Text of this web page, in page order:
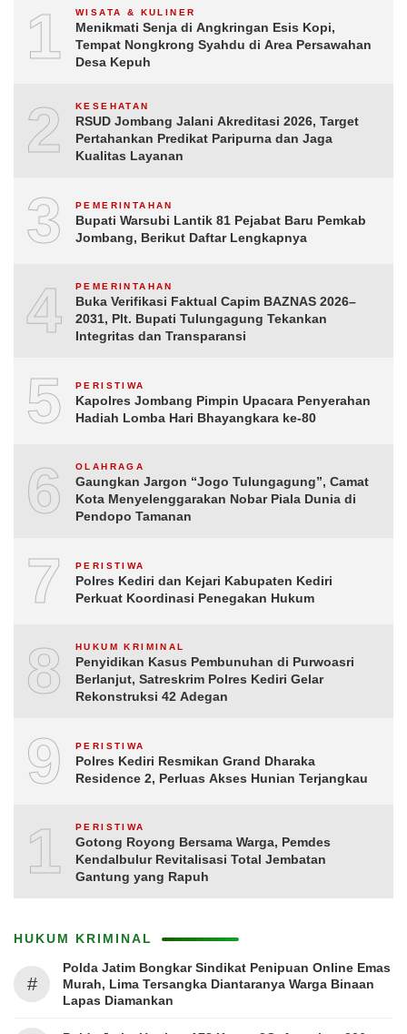
1 WISATA & KULINER
Menikmati Senja di Angkringan Esis Kopi,
Tempat Nongkrong Syahdu di Area Persawahan
Desa Kepuh
2 KESEHATAN
RSUD Jombang Jalani Akreditasi 2026, Target
Pertahankan Predikat Paripurna dan Jaga
Kualitas Layanan
3 PEMERINTAHAN
Bupati Warsubi Lantik 81 Pejabat Baru Pemkab
Jombang, Berikut Daftar Lengkapnya
4 PEMERINTAHAN
Buka Verifikasi Faktual Capim BAZNAS 2026–
2031, Plt. Bupati Tulungagung Tekankan
Integritas dan Transparansi
5 PERISTIWA
Kapolres Jombang Pimpin Upacara Penyerahan
Hadiah Lomba Hari Bhayangkara ke-80
6 OLAHRAGA
Gaungkan Jargon “Jogo Tulungagung”, Camat
Kota Menyelenggarakan Nobar Piala Dunia di
Pendopo Tamanan
7 PERISTIWA
Polres Kediri dan Kejari Kabupaten Kediri
Perkuat Koordinasi Penegakan Hukum
8 HUKUM KRIMINAL
Penyidikan Kasus Pembunuhan di Purwoasri
Berlanjut, Satreskrim Polres Kediri Gelar
Rekonstruksi 42 Adegan
9 PERISTIWA
Polres Kediri Resmikan Grand Dharaka
Residence 2, Perluas Akses Hunian Terjangkau
10PERISTIWA
Gotong Royong Bersama Warga, Pemdes
Kendalbulur Revitalisasi Total Jembatan
Gantung yang Rapuh
HUKUM KRIMINAL
#
Polda Jatim Bongkar Sindikat Penipuan Online Emas
Murah, Lima Tersangka Diantaranya Warga Binaan
Lapas Diamankan